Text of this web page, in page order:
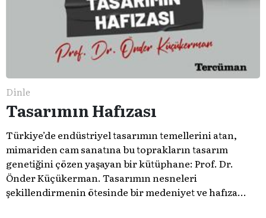
Dinle
Tasarımın Hafızası
Türkiye’de endüstriyel tasarımın temellerini atan,
mimariden cam sanatına bu toprakların tasarım
genetiğini çözen yaşayan bir kütüphane: Prof. Dr.
Önder Küçükerman. ​Tasarımın nesneleri
şekillendirmenin ötesinde bir medeniyet ve hafıza